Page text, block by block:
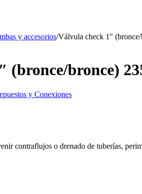
y accesorios/Válvula check 1″
(bronce/bronce)
y Conexiones
contraflujos o drenado de tuberías,